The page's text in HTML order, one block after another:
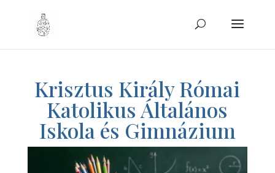
Krisztus Király Római
Katolikus Általános
Iskola és Gimnázium